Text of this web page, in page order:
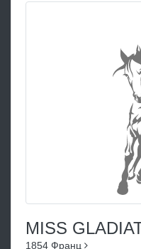
MISS
1854 Франц